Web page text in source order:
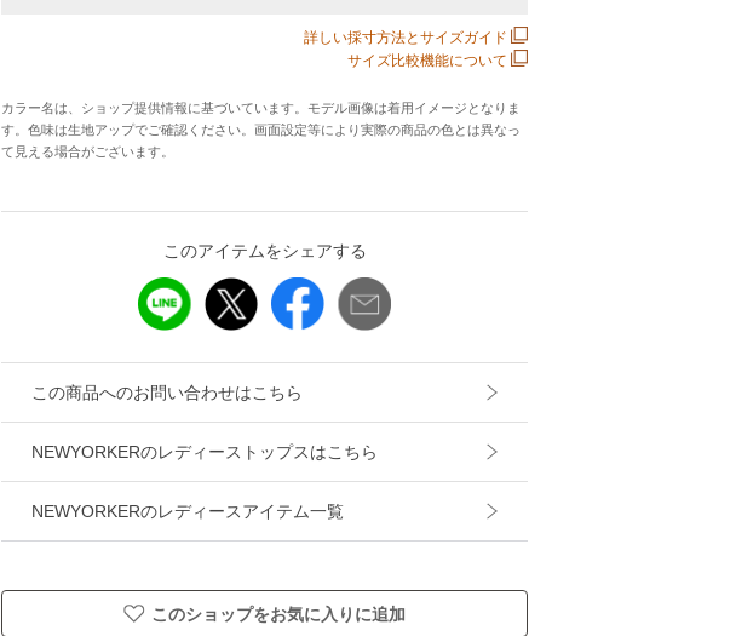
詳しい採寸方法とサイズガイド
サイズ比較機能について
カラー名は、ショップ提供情報に基づいています。モデル画像は着用イメージとなりま
す。色味は生地アップでご確認ください。画面設定等により実際の商品の色とは異なっ
て見える場合がございます。
このアイテムをシェアする
この商品へのお問い合わせはこちら
NEWYORKERのレディーストップスはこちら
NEWYORKERのレディースアイテム一覧
このショップをお気に入りに追加